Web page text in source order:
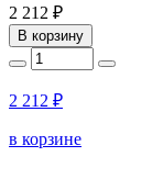
2 212 ₽
В корзину
2 212 ₽
в корзине